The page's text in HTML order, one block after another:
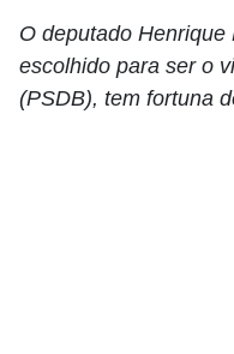
O deputado Henrique
escolhido para ser o
(PSDB), tem fortuna